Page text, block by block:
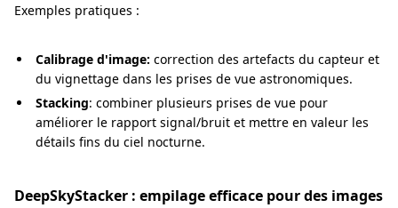
Exemples pratiques :
Calibrage d'image: correction des artefacts du capteur et
du vignettage dans les prises de vue astronomiques.
Stacking: combiner plusieurs prises de vue pour
améliorer le rapport signal/bruit et mettre en valeur les
détails fins du ciel nocturne.
DeepSkyStacker : empilage efficace pour des images